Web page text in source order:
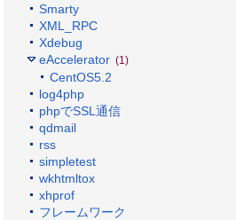
Smarty
XML_RPC
Xdebug
eAccelerator (1)
CentOS5.2
log4php
phpでSSL通信
qdmail
rss
simpletest
wkhtmltox
xhprof
フレームワーク